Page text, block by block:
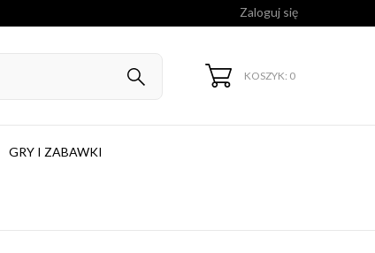
Zaloguj się
KOSZYK: 0
GRY I ZABAWKI